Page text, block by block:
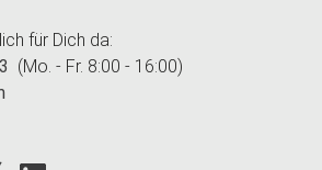
für Dich da:
(Mo. - Fr. 8:00 - 16:00)